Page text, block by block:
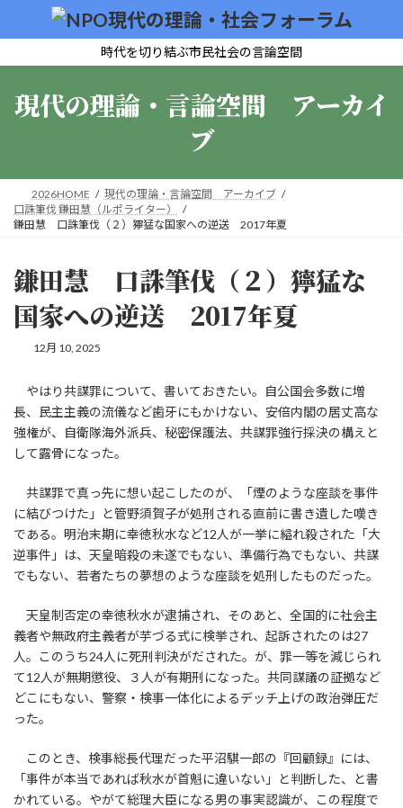
ン
ー
時代を切り結ぶ市民社会の言論空間
現代の理論・言論空間 アーカイ
ブ
2026HOME
現代の理論・言論空間 アーカイブ
口誅筆伐 鎌田慧（ルポライター）
鎌田慧 口誅筆伐（２）獰猛な国家への逆送 2017年夏
鎌田慧 口誅筆伐（２）獰猛な
国家への逆送 2017年夏
12月 10, 2025
やはり共謀罪について、書いておきたい。自公国会多数に増
長、民主主義の流儀など歯牙にもかけない、安倍内閣の居丈高な
強権が、自衛隊海外派兵、秘密保護法、共謀罪強行採決の構えと
して露骨になった。
共謀罪で真っ先に想い起こしたのが、「煙のような座談を事件
に結びつけた」と管野須賀子が処刑される直前に書き遺した嘆き
である。明治末期に幸徳秋水など12人が一挙に縊れ殺された「大
逆事件」は、天皇暗殺の未遂でもない、準備行為でもない、共謀
でもない、若者たちの夢想のような座談を処刑したものだった。
天皇制否定の幸徳秋水が逮捕され、そのあと、全国的に社会主
義者や無政府主義者が芋づる式に検挙され、起訴されたのは27
人。このうち24人に死刑判決がだされた。が、罪一等を減じられ
て12人が無期懲役、３人が有期刑になった。共同謀議の証拠など
どこにもない、警察・検事一体化によるデッチ上げの政治弾圧だ
った。
このとき、検事総長代理だった平沼騏一郎の『回顧録』には、
「事件が本当であれば秋水が首魁に違いない」と判断した、と書
かれている。やがて総理大臣になる男の事実認識が、この程度で